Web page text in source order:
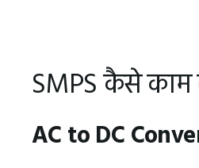
SMPS कैसे काम
AC to DC